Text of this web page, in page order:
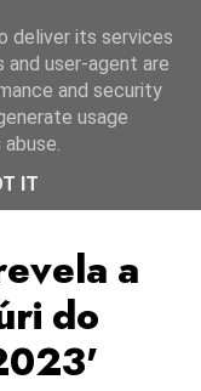
Bjorkman
a
do
deliver its services
and user-agent are
and security
usage
IT